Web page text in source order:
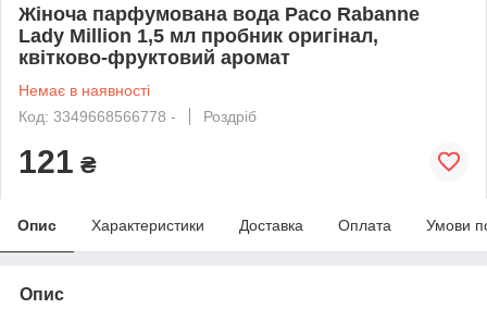
Жіноча парфумована вода Paco Rabanne
Lady Million 1,5 мл пробник оригінал,
квітково-фруктовий аромат
Немає в наявності
Код: 3349668566778 -
Роздріб
121 ₴
Опис Характеристики Доставка Оплата Умови
Опис